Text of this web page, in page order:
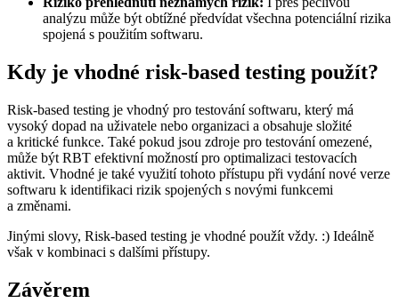
analýzu může být obtížné předvídat všechna potenciální rizika
spojená s použitím softwaru.
Kdy je vhodné risk-based testing použít?
Risk-based testing je vhodný pro testování softwaru, který má
vysoký dopad na uživatele nebo organizaci a obsahuje složité
a kritické funkce. Také pokud jsou zdroje pro testování omezené,
může být RBT efektivní možností pro optimalizaci testovacích
aktivit. Vhodné je také využití tohoto přístupu při vydání nové verze
softwaru k identifikaci rizik spojených s novými funkcemi
a změnami.
Jinými slovy, Risk-based testing je vhodné použít vždy. :) Ideálně
však v kombinaci s dalšími přístupy.
Závěrem